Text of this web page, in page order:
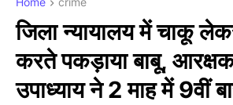
जिला न्यायालय में चाकू
करते पकड़ाया बाबू,
उपाध्याय ने 2 माह में 9वीं